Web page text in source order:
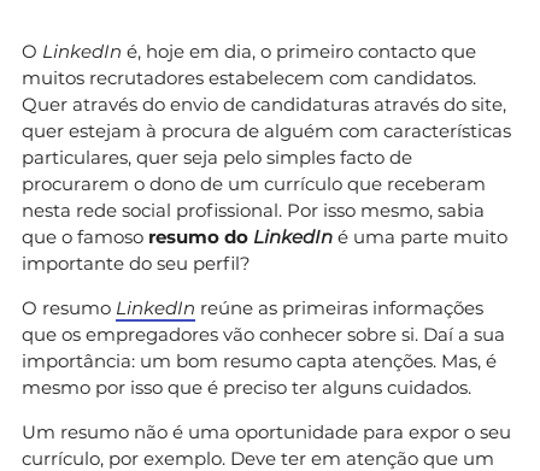
O LinkedIn é, hoje em dia, o primeiro contacto que
muitos recrutadores estabelecem com candidatos.
Quer através do envio de candidaturas através do site,
quer estejam à procura de alguém com características
particulares, quer seja pelo simples facto de
procurarem o dono de um currículo que receberam
nesta rede social profissional. Por isso mesmo, sabia
que o famoso resumo do LinkedIn é uma parte muito
importante do seu perfil?
O resumo LinkedIn reúne as primeiras informações
que os empregadores vão conhecer sobre si. Daí a sua
importância: um bom resumo capta atenções. Mas, é
mesmo por isso que é preciso ter alguns cuidados.
Um resumo não é uma oportunidade para expor o seu
currículo, por exemplo. Deve ter em atenção que um